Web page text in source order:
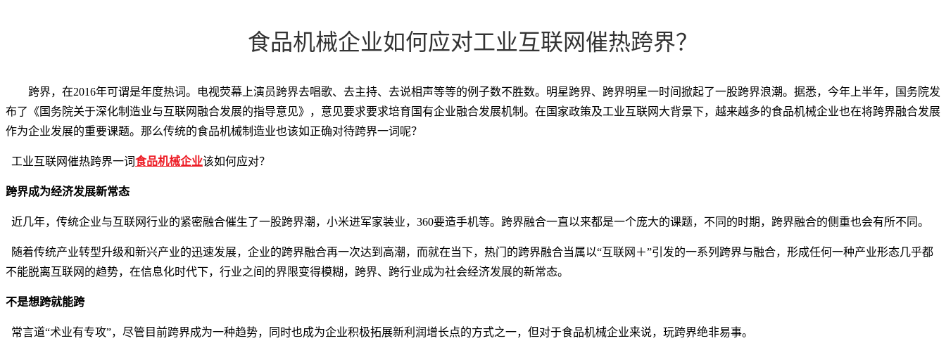
食品机械企业如何应对工业互联网催热跨界？
跨界，在2016年可谓是年度热词。电视荧幕上演员跨界去唱歌、去主持、去说相声等等的例子数不胜数。明星跨界、跨界明星一时间掀起了一股跨界浪潮。据悉，今年上半年，国务院发
布了《国务院关于深化制造业与互联网融合发展的指导意见》，意见要求要求培育国有企业融合发展机制。在国家政策及工业互联网大背景下，越来越多的食品机械企业也在将跨界融合发展
作为企业发展的重要课题。那么传统的食品机械制造业也该如正确对待跨界一词呢？
工业互联网催热跨界一词食品机械企业该如何应对？
跨界成为经济发展新常态
近几年，传统企业与互联网行业的紧密融合催生了一股跨界潮，小米进军家装业， 360要造手机等。跨界融合一直以来都是一个庞大的课题，不同的时期，跨界融合的侧重也会有所不同。
随着传统产业转型升级和新兴产业的迅速发展，企业的跨界融合再一次达到高潮，而就在当下，热门的跨界融合当属以“互联网＋”引发的一系列跨界与融合，形成任何一种产业形态几乎都
不能脱离互联网的趋势，在信息化时代下，行业之间的界限变得模糊，跨界、跨行业成为社会经济发展的新常态。
不是想跨就能跨
常言道“术业有专攻”，尽管目前跨界成为一种趋势，同时也成为企业积极拓展新利润增长点的方式之一，但对于食品机械企业来说，玩跨界绝非易事。